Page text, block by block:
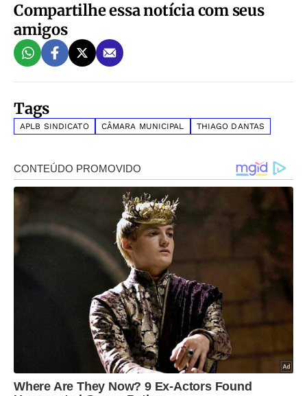
Compartilhe essa notícia com seus
amigos
Tags
APLB SINDICATO CÂMARA MUNICIPAL THIAGO DANTAS